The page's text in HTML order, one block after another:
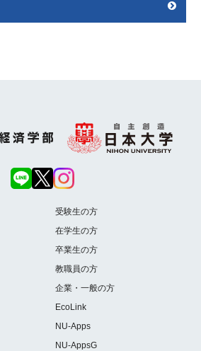
受験生の方
在学生の方
卒業生の方
教職員の方
企業・一般の方
EcoLink
NU-Apps
NU-AppsG